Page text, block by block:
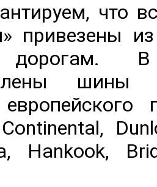
что
привезены
В
шины
Hankook,